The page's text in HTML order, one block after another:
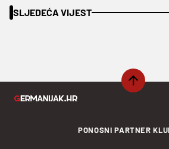
SLJEDEĆA VIJEST
PONOSNI PARTNER